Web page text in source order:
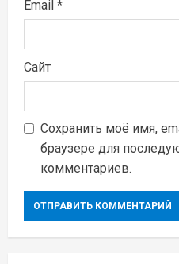
Email *
Сайт
Сохранить моё имя,
браузере для
комментариев.